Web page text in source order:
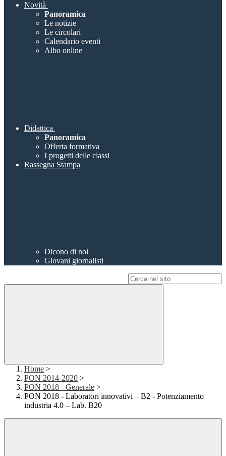
Novità
Panoramica
Le notizie
Le circolari
Calendario eventi
Albo online
Didattica
Panoramica
Offerta formativa
I progetti delle classi
Rassegna Stampa
Dicono di noi
Giovani giornalisti
Home >
PON 2014-2020 >
PON 2018 - Generale >
PON 2018 - Laboratori innovativi – B2 - Potenziamento
industria 4.0 – Lab. B20